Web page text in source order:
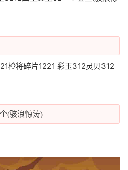
橙将碎片1221 彩玉312灵贝312
(骇浪惊涛)